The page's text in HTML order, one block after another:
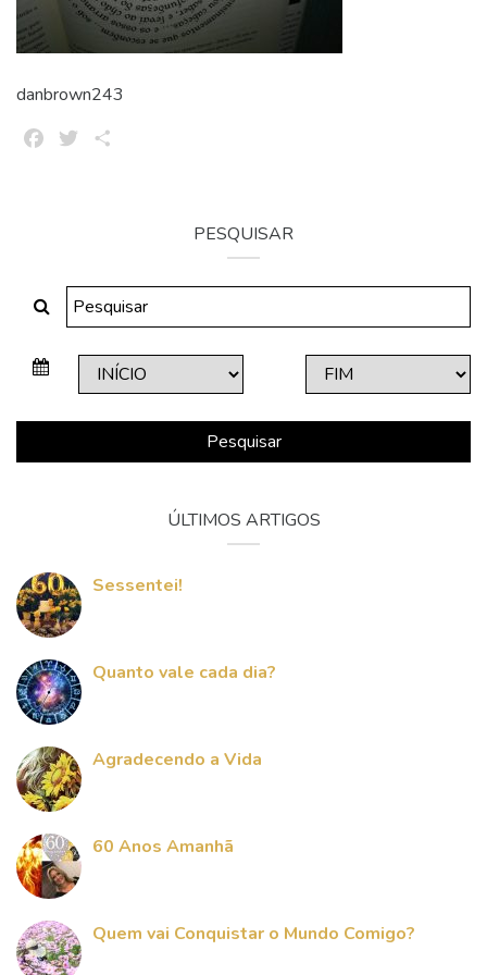
danbrown243
FacebookTwitter
PESQUISAR
Pesquisar
ÚLTIMOS ARTIGOS
Sessentei!
Quanto vale cada dia?
Agradecendo a Vida
60 Anos Amanhã
Quem vai Conquistar o Mundo Comigo?